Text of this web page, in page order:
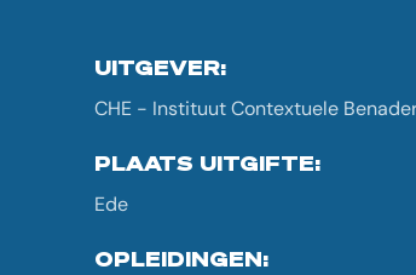
UITGEVER:
CHE - Instituut Contextuele
PLAATS UITGIFTE:
Ede
OPLEIDINGEN: